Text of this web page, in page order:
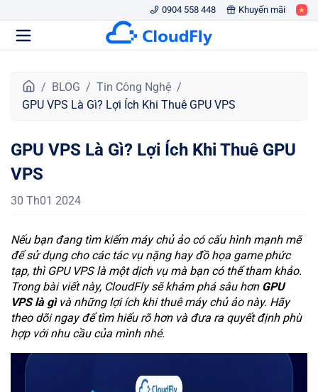
0904 558 448 Khuyến mãi
r
g
c
h
ủ
BLOG
Tin Công Nghệ
GPU VPS Là Gì? Lợi Ích Khi Thuê GPU VPS
GPU VPS Là Gì? Lợi Ích Khi Thuê GPU
VPS
30 Th01 2024
Nếu bạn đang tìm kiếm máy chủ ảo có cấu hình mạnh mẽ
để sử dụng cho các tác vụ nặng hay đồ họa game phức
tạp, thì GPU VPS là một dịch vụ mà bạn có thể tham khảo.
Trong bài viết này, CloudFly sẽ khám phá sâu hơn GPU
VPS là gìvà những lợi ích khi thuê máy chủ ảo này. Hãy
theo dõi ngay để tìm hiểu rõ hơn và đưa ra quyết định phù
hợp với nhu cầu của mình nhé.